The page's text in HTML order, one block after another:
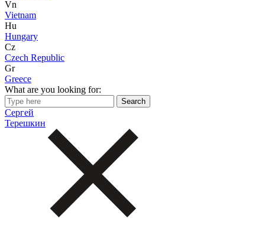
Vn
Vietnam
Hu
Hungary
Cz
Czech Republic
Gr
Greece
What are you looking for:
Сергей
Терешкин